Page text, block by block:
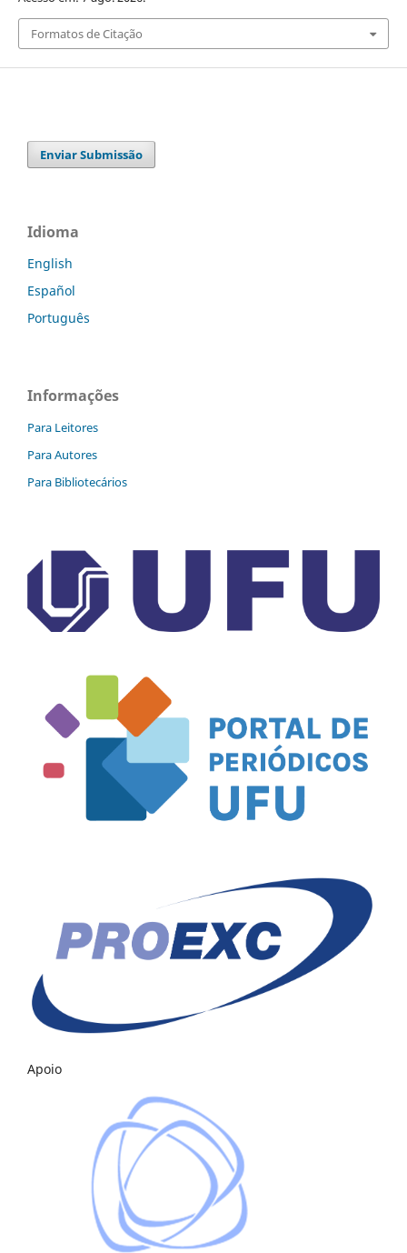
Formatos de Citação
Enviar Submissão
Idioma
English
Español
Português
Informações
Para Leitores
Para Autores
Para Bibliotecários
Apoio